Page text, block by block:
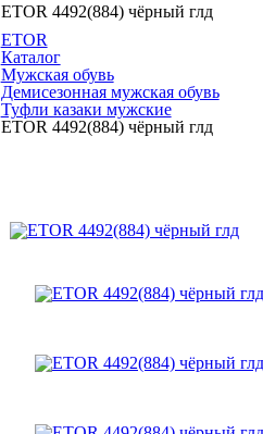
ETOR 4492(884) чёрный глд
ETOR
Каталог
Мужская обувь
Демисезонная мужская обувь
Туфли казаки мужские
ETOR 4492(884) чёрный глд